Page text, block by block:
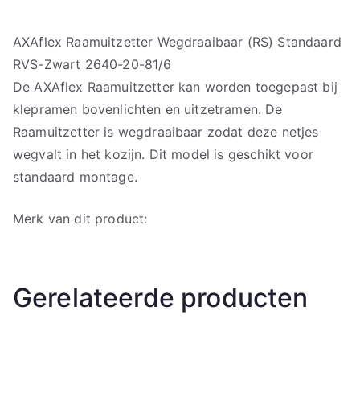
AXAflex Raamuitzetter Wegdraaibaar (RS) Standaard
RVS-Zwart 2640-20-81/6
De AXAflex Raamuitzetter kan worden toegepast bij
klepramen bovenlichten en uitzetramen. De
Raamuitzetter is wegdraaibaar zodat deze netjes
wegvalt in het kozijn. Dit model is geschikt voor
standaard montage.
Merk van dit product:
Gerelateerde producten